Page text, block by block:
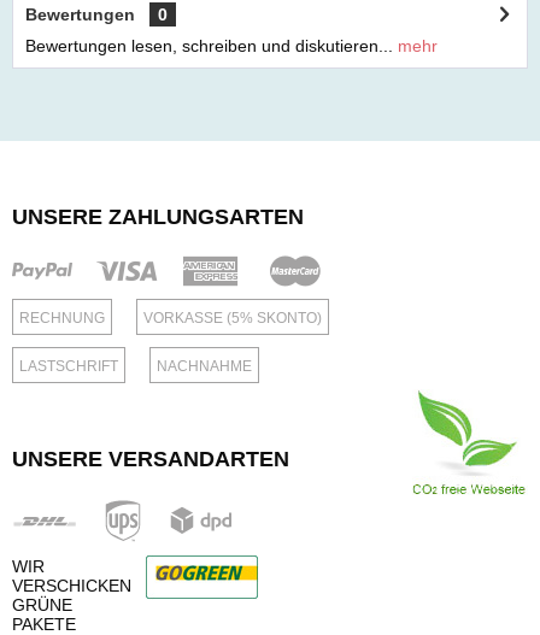
Bewertungen
0
Bewertungen lesen, schreiben und diskutieren...
mehr
UNSERE ZAHLUNGSARTEN
RECHNUNG VORKASSE (5% SKONTO)
LASTSCHRIFT NACHNAHME
UNSERE VERSANDARTEN
WIR
VERSCHICKEN
GRÜNE
PAKETE